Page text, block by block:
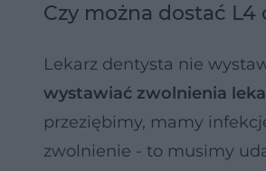
Czy można dostać L4
Lekarz dentysta nie
wystawiać zwolnienia
przeziębimy, mamy
zwolnienie - to musimy